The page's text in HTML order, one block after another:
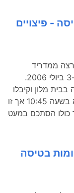
ארצה ממדריד
במטוס של הנתבעת סמוך לחצות הלילה ב-3 ביולי 2006.
מלון וקיבלו
ארוחה. בבוקר הודיעו להם שהטיסה תמריא בשעה 10:45 אך זו
בשעה 14:00. האיחור כולו הסתכם במעט
בטיסה